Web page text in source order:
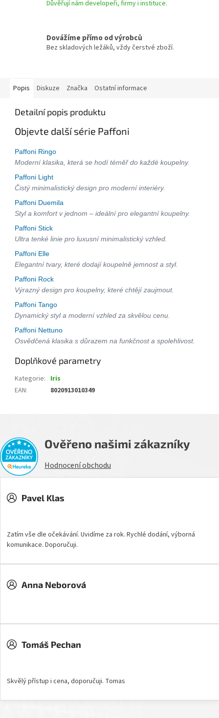
Důvěřují nám developeři, firmy i instituce.
Dovážíme přímo od výrobců
Bez skladových ležáků, vždy čerstvé zboží.
Popis Diskuze Značka Ostatní informace
Detailní popis produktu
Objevte další série Paffoni
Paffoni Ringo
Moderní klasika, která se hodí téměř do každé koupelny.
Paffoni Light
Čistý minimalistický design pro moderní interiéry.
Paffoni Duemila
Styl a komfort v jednom – ideální pro elegantní koupelny.
Paffoni Stick
Ultra tenké linie pro luxusní minimalistický vzhled.
Paffoni Elle
Elegantní tvary, které dodají koupelně jemnost a styl.
Paffoni Rock
Výrazný design pro koupelny, které chtějí zaujmout.
Paffoni Tango
Dynamický styl a moderní vzhled za skvělou cenu.
Paffoni Nettuno
Osvědčená klasika s důrazem na funkčnost a spolehlivost.
Doplňkové parametry
Kategorie: Iris
EAN: 8020913010349
Ověřeno našimi zákazníky
Hodnocení obchodu
Pavel Klas
Zatím vše dle očekávání. Uvidíme za rok. Rychlé dodání, výborná
komunikace. Doporučuji.
Anna Neborová
Tomáš Pechan
Skvělý přístup i cena, doporučuji. Tomas